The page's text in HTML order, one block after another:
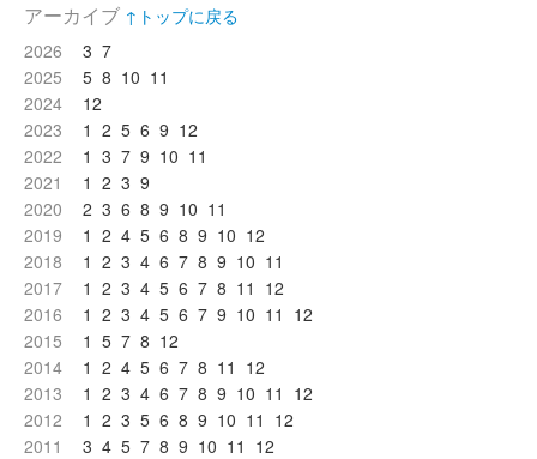
アーカイブ ↑トップに戻る
2026
3 7
2025
5 8 10 11
2024
12
2023
1 2 5 6 9 12
2022
1 3 7 9 10 11
2021
1 2 3 9
2020
2 3 6 8 9 10 11
2019
1 2 4 5 6 8 9 10 12
2018
1 2 3 4 6 7 8 9 10 11
2017
1 2 3 4 5 6 7 8 11 12
2016
1 2 3 4 5 6 7 9 10 11 12
2015
1 5 7 8 12
2014
1 2 4 5 6 7 8 11 12
2013
1 2 3 4 6 7 8 9 10 11 12
2012
1 2 3 5 6 8 9 10 11 12
2011
3 4 5 7 8 9 10 11 12